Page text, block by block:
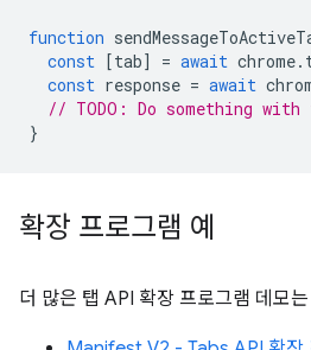
function
const [tab] = await chrome.
const response = await
// TODO: Do something with
}
확장 프로그램 예
더 많은 탭 API 확장 프로그램 데모